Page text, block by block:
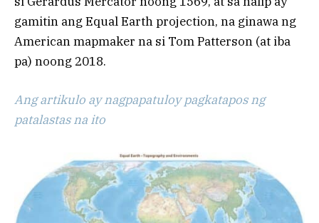
gamitin ang Equal Earth projection, na ginawa ng
American mapmaker na si Tom Patterson (at iba
pa) noong 2018.
Ang artikulo ay nagpapatuloy pagkatapos ng
patalastas na ito